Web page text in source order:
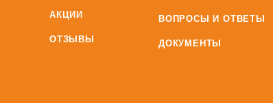
АКЦИИ
ОТЗЫВЫ
ВОПРОСЫ И ОТВЕТЫ
ДОКУМЕНТЫ